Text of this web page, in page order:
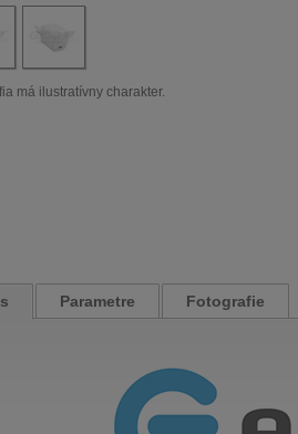
má ilustratívny charakter.
Parametre Fotografie